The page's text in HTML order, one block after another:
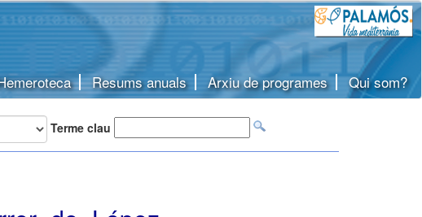
Resums anuals Arxiu de programes Qui som?
Terme clau